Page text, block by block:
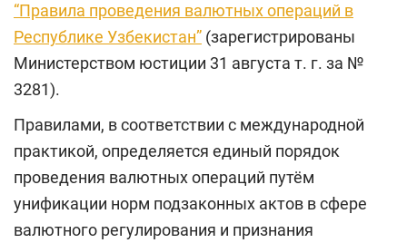
“Правила проведения валютных операций в
Республике Узбекистан” (зарегистрированы
Министерством юстиции 31 августа т. г. за №
3281).
Правилами, в соответствии с международной
практикой, определяется единый порядок
проведения валютных операций путём
унификации норм подзаконных актов в сфере
валютного регулирования и признания